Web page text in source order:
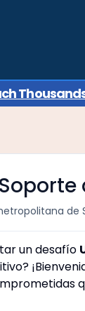
de
un desafío